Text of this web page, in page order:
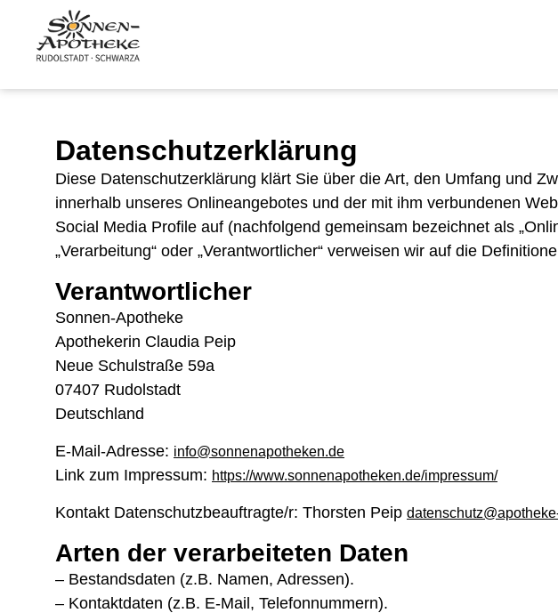
Datenschutzerklärung
Diese Datenschutzerklärung klärt Sie über die Art, den Umfang und
innerhalb unseres Onlineangebotes und der mit ihm verbundenen
Social Media Profile auf (nachfolgend gemeinsam bezeichnet als
„Verarbeitung“ oder „Verantwortlicher“ verweisen wir auf die
Verantwortlicher
Sonnen-Apotheke
Apothekerin Claudia Peip
Neue Schulstraße 59a
07407 Rudolstadt
Deutschland
E-Mail-Adresse: info@sonnenapotheken.de
Link zum Impressum: https://www.sonnenapotheken.de/impressum/
Kontakt Datenschutzbeauftragte/r: Thorsten Peip
Arten der verarbeiteten Daten
– Bestandsdaten (z.B. Namen, Adressen).
– Kontaktdaten (z.B. E-Mail, Telefonnummern).